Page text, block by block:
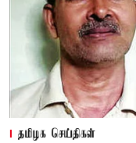
தமிழக செய்திகள்